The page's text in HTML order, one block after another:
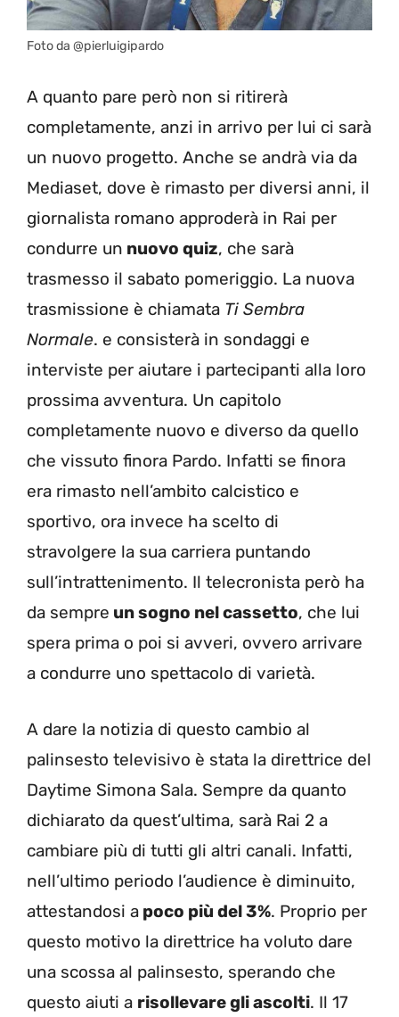
Foto da @pierluigipardo
A quanto pare però non si ritirerà
completamente, anzi in arrivo per lui ci sarà
un nuovo progetto. Anche se andrà via da
Mediaset, dove è rimasto per diversi anni, il
giornalista romano approderà in Rai per
condurre un nuovo quiz, che sarà
trasmesso il sabato pomeriggio. La nuova
trasmissione è chiamata Ti Sembra
Normale. e consisterà in sondaggi e
interviste per aiutare i partecipanti alla loro
prossima avventura. Un capitolo
completamente nuovo e diverso da quello
che vissuto finora Pardo. Infatti se finora
era rimasto nell’ambito calcistico e
sportivo, ora invece ha scelto di
stravolgere la sua carriera puntando
sull’intrattenimento. Il telecronista però ha
da sempre un sogno nel cassetto, che lui
spera prima o poi si avveri, ovvero arrivare
a condurre uno spettacolo di varietà.
A dare la notizia di questo cambio al
palinsesto televisivo è stata la direttrice del
Daytime Simona Sala. Sempre da quanto
dichiarato da quest’ultima, sarà Rai 2 a
cambiare più di tutti gli altri canali. Infatti,
nell’ultimo periodo l’audience è diminuito,
attestandosi a poco più del 3%. Proprio per
questo motivo la direttrice ha voluto dare
una scossa al palinsesto, sperando che
questo aiuti a risollevare gli ascolti. Il 17